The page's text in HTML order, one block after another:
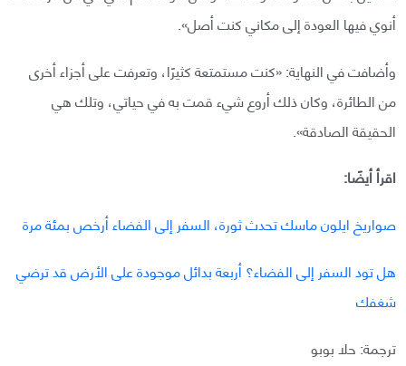
أنوي فيها العودة إلى مكاني كنت أصل».
وأضافت في النهاية: «كنت مستمتعة كثيرًا، وتعرفت على أجزاء أخرى
من الطائرة، وكان ذلك أروع شيء قمت به في حياتي، وتلك هي
الحقيقة الصادقة».
اقرأ أيضًا:
صواريخ ايلون ماسك تحدث ثورة، السفر إلى الفضاء أرخص بمئة مرة
هل تود السفر إلى الفضاء؟ أربعة بدائل موجودة على الأرض قد ترضي
شغفك
ترجمة: حلا بوبو